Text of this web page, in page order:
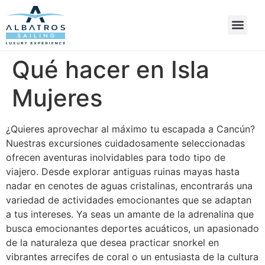
Qué hacer en Isla
Mujeres
¿Quieres aprovechar al máximo tu escapada a Cancún?
Nuestras excursiones cuidadosamente seleccionadas
ofrecen aventuras inolvidables para todo tipo de
viajero. Desde explorar antiguas ruinas mayas hasta
nadar en cenotes de aguas cristalinas, encontrarás una
variedad de actividades emocionantes que se adaptan
a tus intereses. Ya seas un amante de la adrenalina que
busca emocionantes deportes acuáticos, un apasionado
de la naturaleza que desea practicar snorkel en
vibrantes arrecifes de coral o un entusiasta de la cultura